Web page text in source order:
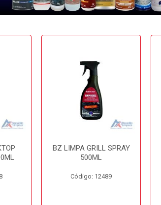
BZ LIMPA GRILL SPRAY
500ML
Código: 12489